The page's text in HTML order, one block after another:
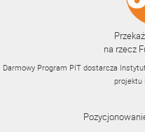
na rzecz
Darmowy Program PIT dostarcza
projektu